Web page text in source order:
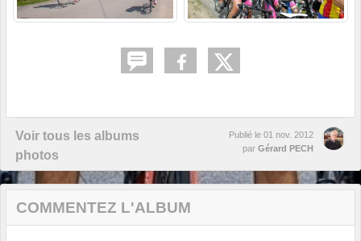
Voir tous les albums
photos
Publié le 01 nov. 2012
par Gérard PECH
COMMENTEZ L'ALBUM